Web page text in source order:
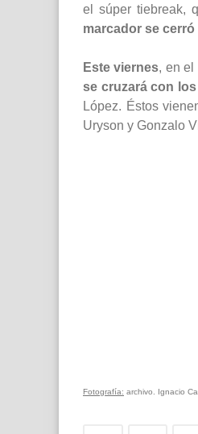
el súper tiebreak,
marcador se cerró
Este viernes, en el
se cruzará con
López. Éstos
Uryson y Gonzalo
Fotografía: archivo. Ignacio